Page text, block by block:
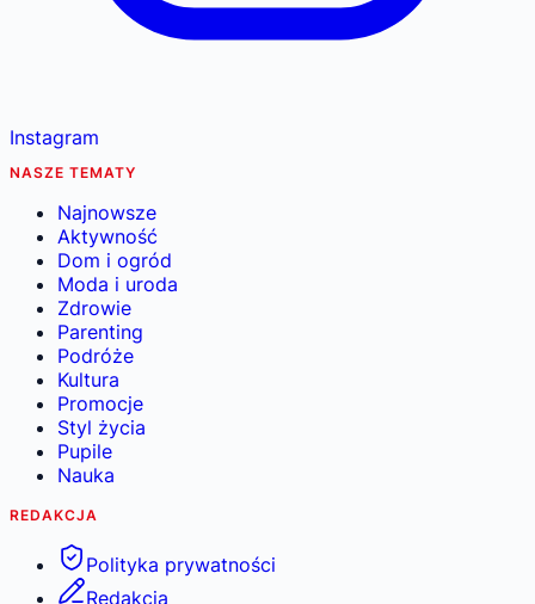
Instagram
NASZE TEMATY
Najnowsze
Aktywność
Dom i ogród
Moda i uroda
Zdrowie
Parenting
Podróże
Kultura
Promocje
Styl życia
Pupile
Nauka
REDAKCJA
Polityka prywatności
Redakcja